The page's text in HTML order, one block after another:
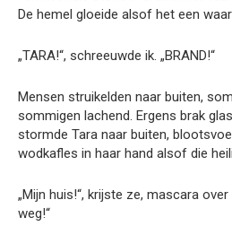
De hemel gloeide alsof het een
„TARA!“, schreeuwde ik. „BRAND!“
Mensen struikelden naar buiten,
sommigen lachend. Ergens brak
stormde Tara naar buiten,
wodkafles in haar hand alsof die
„Mijn huis!“, krijste ze, mascara
weg!“